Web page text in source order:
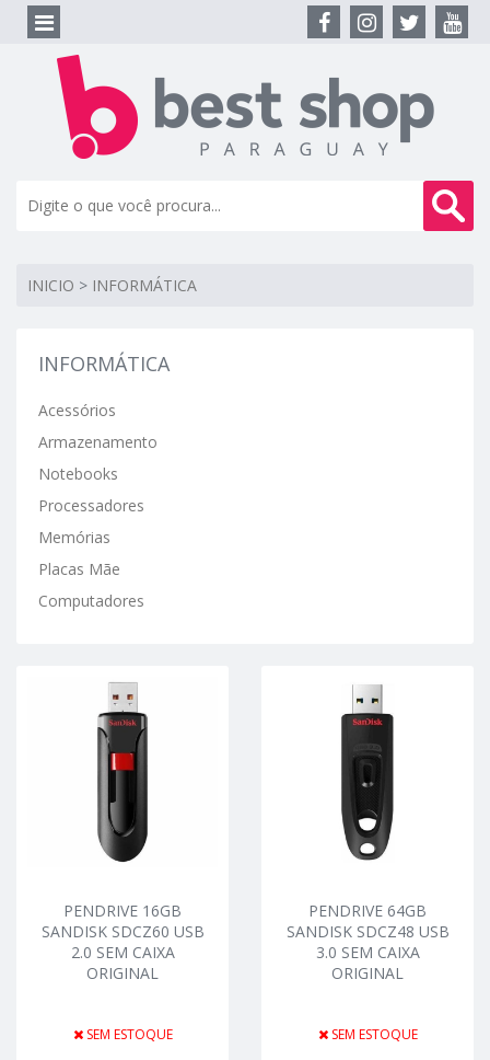
INICIO > INFORMÁTICA
INFORMÁTICA
Acessórios
Armazenamento
Notebooks
Processadores
Memórias
Placas Mãe
Computadores
PENDRIVE 16GB
SANDISK SDCZ60 USB
2.0 SEM CAIXA
ORIGINAL
SEM ESTOQUE
PENDRIVE 64GB
SANDISK SDCZ48 USB
3.0 SEM CAIXA
ORIGINAL
SEM ESTOQUE